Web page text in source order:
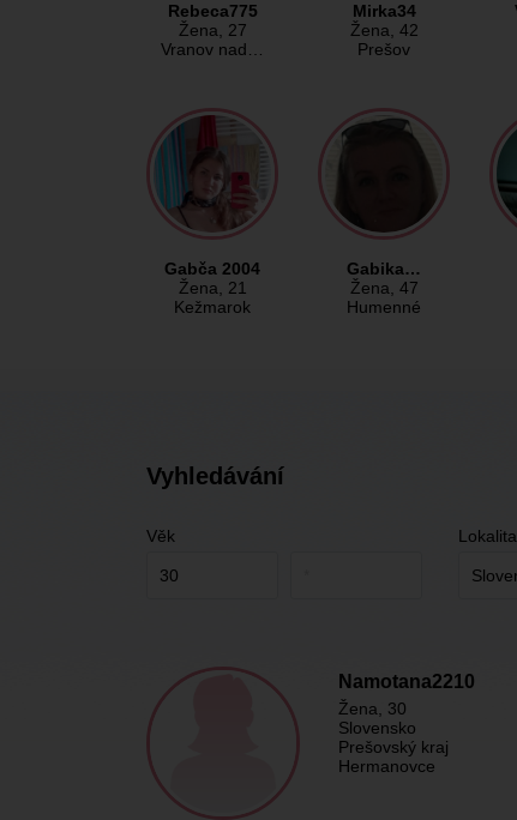
Rebeca775
Žena, 27
Vranov nad…
Mirka34
Žena, 42
Prešov
Gabča 2004
Žena, 21
Kežmarok
Gabika…
Žena, 47
Humenné
Vyhledávání
Věk Lokalita
Namotana2210
Žena , 30
Slovensko
Prešovský kraj
Hermanovce